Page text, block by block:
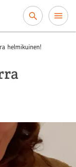
helmikuinen!